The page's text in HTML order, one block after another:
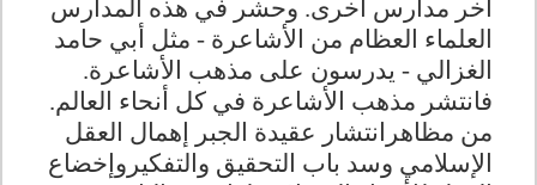
آخر مدارس أخرى. وحشر في هذه المدارس
العلماء العظام من الأشاعرة - مثل أبي حامد
الغزالي - يدرسون على مذهب الأشاعرة.
فانتشر مذهب الأشاعرة في كل أنحاء العالم.
من مظاهرانتشار عقيدة الجبر إهمال العقل
الإسلامي وسد باب التحقيق والتفكيروإخضاع